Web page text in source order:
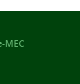
MEC